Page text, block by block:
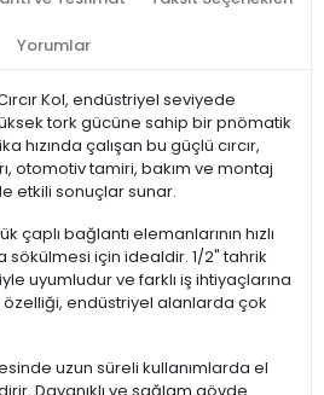
Yorumlar
Kol, endüstriyel seviyede
tork gücüne sahip bir pnömatik
hızında çalışan bu güçlü cırcır,
otomotiv tamiri, bakım ve montaj
etkili sonuçlar sunar.
çaplı bağlantı elemanlarının hızlı
sökülmesi için idealdir. 1/2" tahrik
uyumludur ve farklı iş ihtiyaçlarına
endüstriyel alanlarda çok
uzun süreli kullanımlarda el